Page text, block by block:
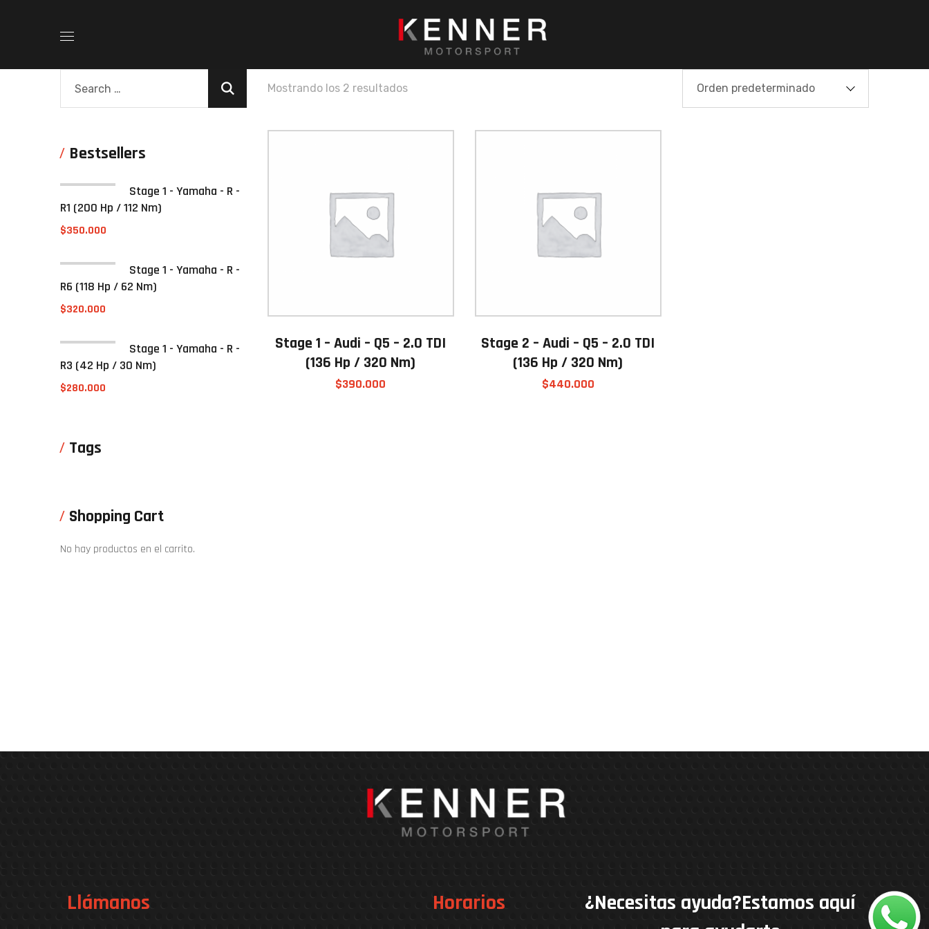
Mostrando los 2 resultados
Stage 1 – Audi – Q5 – 2.0 TDI
(136 Hp / 320 Nm)
$390.000
Stage 2 – Audi – Q5 – 2.0 TDI
(136 Hp / 320 Nm)
$440.000
Bestsellers
Stage 1 - Yamaha - R -
R1 (200 Hp / 112 Nm)
$350.000
Stage 1 - Yamaha - R -
R6 (118 Hp / 62 Nm)
$320.000
Stage 1 - Yamaha - R -
R3 (42 Hp / 30 Nm)
$280.000
Tags
Shopping Cart
No hay productos en el carrito.
Llámanos Horarios
¿Necesitas ayuda?Estamos aquí